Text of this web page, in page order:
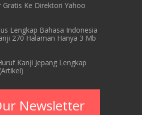
Gratis Ke Direktori Yahoo
Lengkap Bahasa Indonesia
270 Halaman Hanya 3 Mb
Kanji Jepang Lengkap
Newsletter